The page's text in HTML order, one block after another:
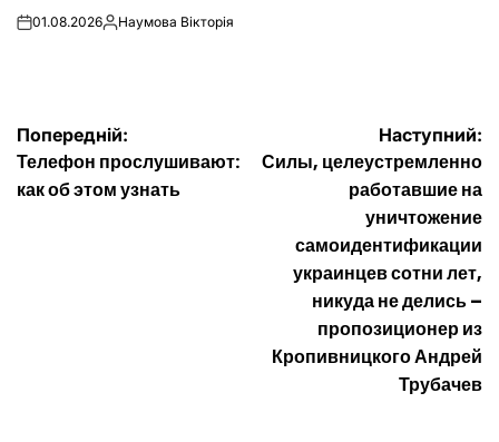
on01.08.2026Опубліковано
Наумова Вікторія
Навігація
записів
Попередній:
Телефон прослушивают:
как об этом узнать
Наступний:
Силы, целеустремленно
работавшие на
уничтожение
самоидентификации
украинцев сотни лет,
никуда не делись –
пропозиционер из
Кропивницкого Андрей
Трубачев